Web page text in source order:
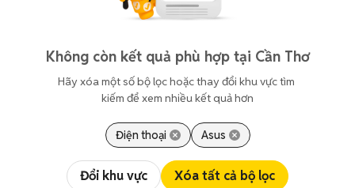
Không còn kết quả phù hợp tại Cần Thơ
Hãy xóa một số bộ lọc hoặc thay đổi khu vực tìm
kiếm để xem nhiều kết quả hơn
Điện thoại Asus
Đổi khu vực Xóa tất cả bộ lọc